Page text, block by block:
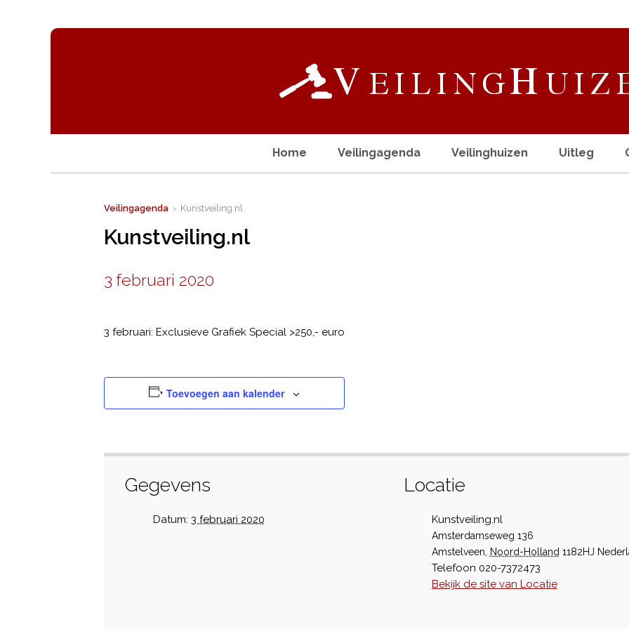
Home Veilingagenda Veilinghuizen Uitleg
Veilingagenda › Kunstveiling.nl
Kunstveiling.nl
3 februari 2020
3 februari: Exclusieve Grafiek Special >250,- euro
Toevoegen aan kalender
Gegevens
Datum: 3 februari 2020
Locatie
Kunstveiling.nl
Amsterdamseweg 136
Amstelveen
Noord-Holland 1182HJ
Telefoon 020-7372473
Bekijk de site van Locatie